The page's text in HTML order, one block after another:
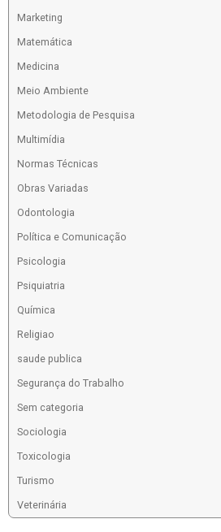
Marketing
Matemática
Medicina
Meio Ambiente
Metodologia de Pesquisa
Multimídia
Normas Técnicas
Obras Variadas
Odontologia
Política e Comunicação
Psicologia
Psiquiatria
Química
Religiao
saude publica
Segurança do Trabalho
Sem categoria
Sociologia
Toxicologia
Turismo
Veterinária